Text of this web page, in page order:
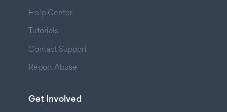
Help Center
Tutorials
Contact Support
Report Abuse
Get Involved